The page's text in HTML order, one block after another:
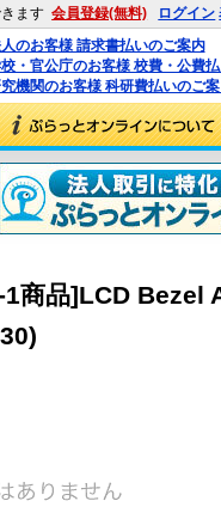
ます 会員登録(無料) ログイン
のお客様 請求書払いのご案内
・官公庁のお客様 校費・公費
機関のお客様 科研費払いのご
1商品]LCD Bezel